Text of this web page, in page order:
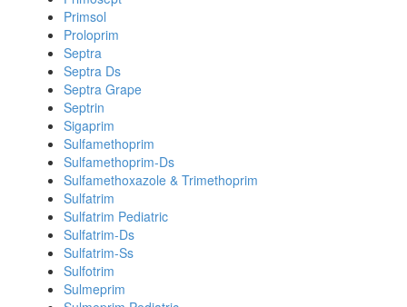
Primsol
Proloprim
Septra
Septra Ds
Septra Grape
Septrin
Sigaprim
Sulfamethoprim
Sulfamethoprim-Ds
Sulfamethoxazole & Trimethoprim
Sulfatrim
Sulfatrim Pediatric
Sulfatrim-Ds
Sulfatrim-Ss
Sulfotrim
Sulmeprim